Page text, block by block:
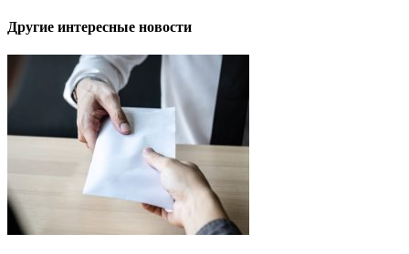
Другие интересные новости